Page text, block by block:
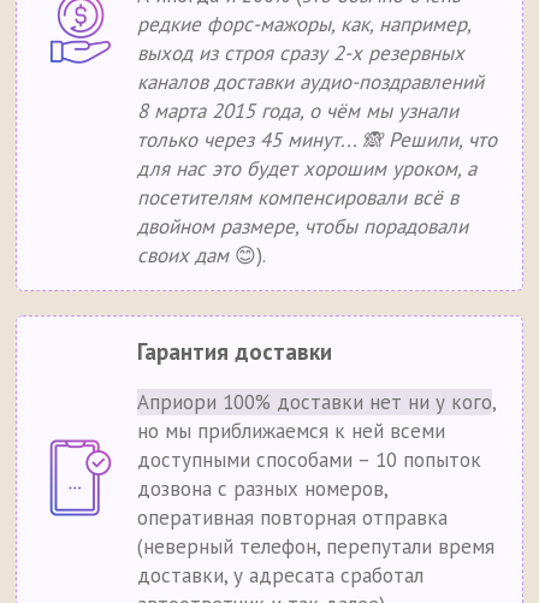
редкие форс-мажоры, как, например,
выход из строя сразу 2-х резервных
каналов доставки аудио-поздравлений
8 марта 2015 года, о чём мы узнали
только через 45 минут... 🙈 Решили, что
для нас это будет хорошим уроком, а
посетителям компенсировали всё в
двойном размере, чтобы порадовали
своих дам😊).
Гарантия доставки
Априори 100% доставки нет ни у кого,
но мы приближаемся к ней всеми
доступными способами – 10 попыток
дозвона с разных номеров,
оперативная повторная отправка
(неверный телефон, перепутали время
доставки, у адресата сработал